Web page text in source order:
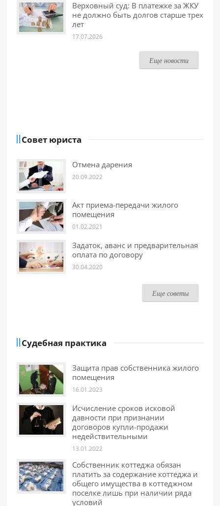
Верховный суд: В платежке за ЖКУ
не должно быть долгов старше трех
лет
17.07.2026
Еще новости
Совет юриста
Отмена дарения
20.09.2022
Акт приема-передачи жилого
помещения
01.02.2021
Задаток, аванс и предварительная
оплата по договору
30.04.2020
Еще советы
Судебная практика
Защита прав собственника жилого
помещения
16.01.2023
Исчисление сроков исковой
давности при признании
договоров купли-продажи
недействительными
13.01.2022
Собственник коттеджа обязан
платить за содержание коттеджа и
общего имущества в коттеджном
поселке лишь при наличии ряда
условий